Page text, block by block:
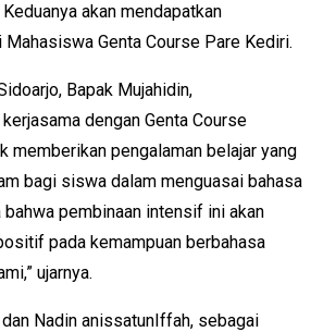
akan mendapatkan
Genta Course Pare Kediri.
Bapak Mujahidin,
dengan Genta Course
memberikan pengalaman belajar yang
bagi siswa dalam menguasai bahasa
bahwa pembinaan intensif ini akan
pada kemampuan berbahasa
ujarnya.
Nadin anissatunIffah, sebagai